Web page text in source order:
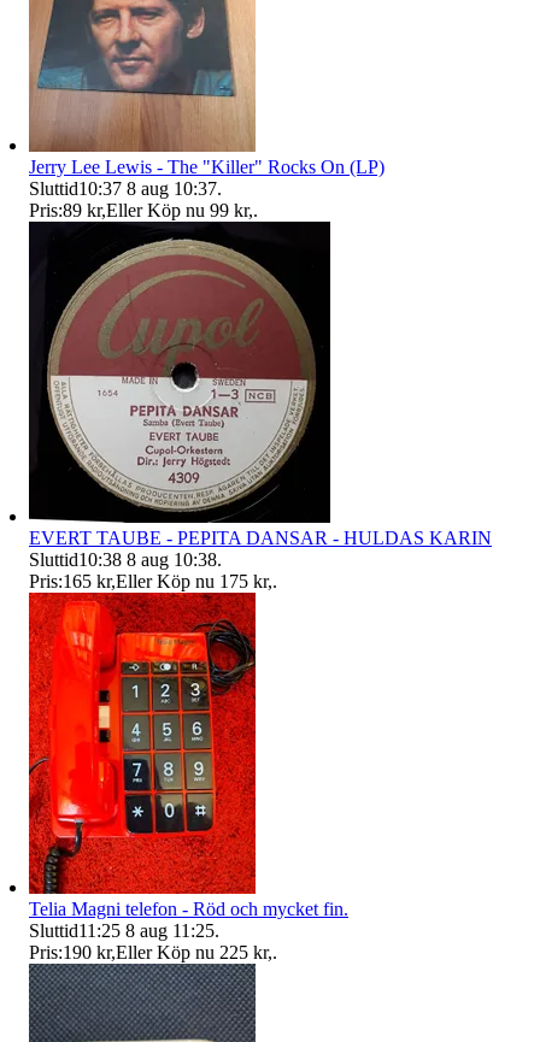
Jerry Lee Lewis - The "Killer" Rocks On (LP)
Sluttid10:37 8 aug 10:37.
Pris:89 kr,Eller Köp nu 99 kr,.
EVERT TAUBE - PEPITA DANSAR - HULDAS KARIN
Sluttid10:38 8 aug 10:38.
Pris:165 kr,Eller Köp nu 175 kr,.
Telia Magni telefon - Röd och mycket fin.
Sluttid11:25 8 aug 11:25.
Pris:190 kr,Eller Köp nu 225 kr,.